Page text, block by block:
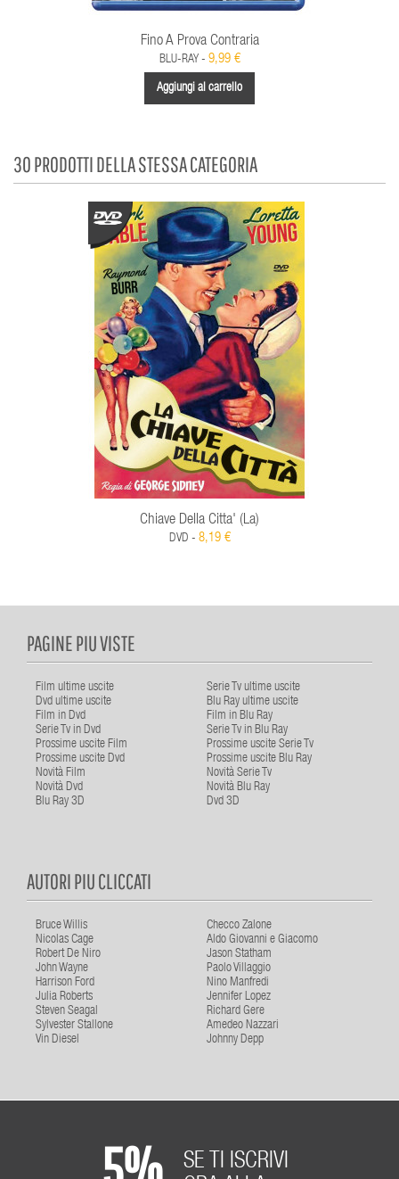
Fino A Prova Contraria
BLU-RAY - 9,99 €
Aggiungi al carrello
30 PRODOTTI DELLA STESSA CATEGORIA
Chiave Della Citta' (La)
DVD - 8,19 €
PAGINE PIU VISTE
Film ultime uscite
Serie Tv ultime uscite
Dvd ultime uscite
Blu Ray ultime uscite
Film in Dvd
Film in Blu Ray
Serie Tv in Dvd
Serie Tv in Blu Ray
Prossime uscite Film
Prossime uscite Serie Tv
Prossime uscite Dvd
Prossime uscite Blu Ray
Novità Film
Novità Serie Tv
Novità Dvd
Novità Blu Ray
Blu Ray 3D
Dvd 3D
AUTORI PIU CLICCATI
Bruce Willis
Checco Zalone
Nicolas Cage
Aldo Giovanni e Giacomo
Robert De Niro
Jason Statham
John Wayne
Paolo Villaggio
Harrison Ford
Nino Manfredi
Julia Roberts
Jennifer Lopez
Steven Seagal
Richard Gere
Sylvester Stallone
Amedeo Nazzari
Vin Diesel
Johnny Depp
SE TI ISCRIVI